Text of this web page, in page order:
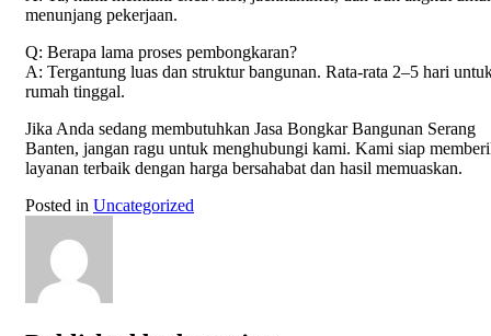
menunjang pekerjaan.
Q: Berapa lama proses pembongkaran?
A: Tergantung luas dan struktur bangunan. Rata-rata 2–5 hari
rumah tinggal.
Jika Anda sedang membutuhkan Jasa Bongkar Bangunan Serang
Banten, jangan ragu untuk menghubungi kami. Kami siap
layanan terbaik dengan harga bersahabat dan hasil memuaskan.
Posted in Uncategorized